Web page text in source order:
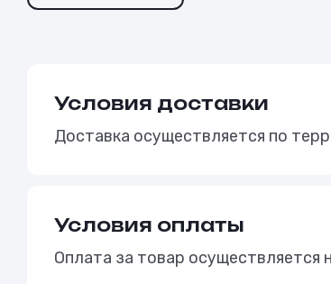
Условия доставки
Доставка осуществляется по
Условия оплаты
Оплата за товар осуществляется